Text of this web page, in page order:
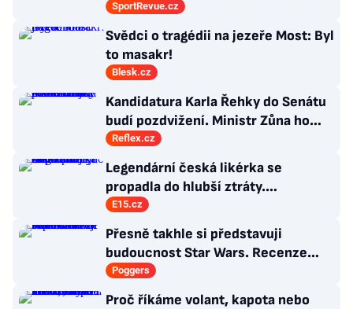
semifinále play-off
SportRevue.cz
Svědci o tragédii na jezeře Most: Byl
to masakr!
Blesk.cz
Kandidatura Karla Řehky do Senátu
budí pozdvižení. Ministr Zůna ho
kritizuje, konkurenti haní i chválí
Reflex.cz
Legendární česká likérka se
propadla do hlubší ztráty.
Zachraňují ji domácí zákazníci
E15.cz
Přesně takhle si představuji
budoucnost Star Wars. Recenze
Star Wars: The Ninth Jedi
Poggers
Proč říkáme volant, kapota nebo